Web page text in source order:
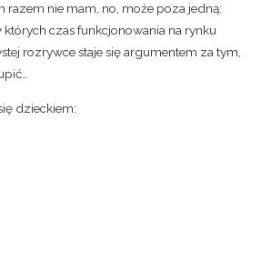
razem nie mam, no, może poza jedną:
czas funkcjonowania na rynku
rozrywce staje się argumentem za tym,
dzieckiem: